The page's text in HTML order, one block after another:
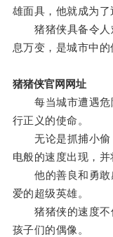
雄面具，他就成为了
猪猪侠具备令人
息万变，是城市中的
猪猪侠官网网址
每当城市遭遇危
行正义的使命。
无论是抓捕小偷
电般的速度出现，并
他的善良和勇敢
爱的超级英雄。
猪猪侠的速度不
孩子们的偶像。